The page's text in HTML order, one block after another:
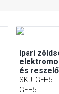
Ipari
és
SKU: GEH5
GEH5